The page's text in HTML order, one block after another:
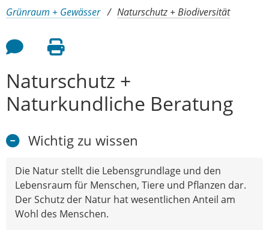
Grünraum + Gewässer
Naturschutz + Biodiversität
Feedback an Autor
Seite drucken
Naturschutz +
Naturkundliche Beratung
Wichtig zu wissen
Die Natur stellt die Lebensgrundlage und den
Lebensraum für Menschen, Tiere und Pflanzen dar.
Der Schutz der Natur hat wesentlichen Anteil am
Wohl des Menschen.